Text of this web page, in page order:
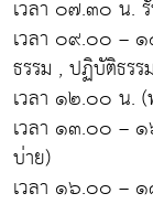
เวลา ๐๗.๓๐ น.
เวลา ๐๙.๐๐ –
ธรรม , ปฏิบัติธรร
เวลา ๑๒.๐๐ น.
เวลา ๑๓.๐๐ –
บ่าย)
เวลา ๑๖.๐๐ – ๑